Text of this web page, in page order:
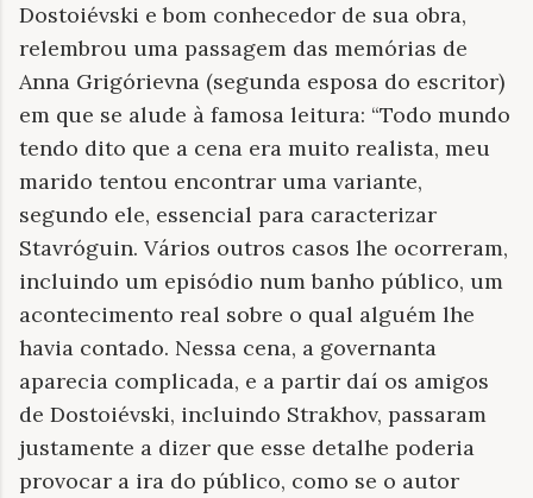
Dostoiévski e bom conhecedor de sua obra,
relembrou uma passagem das memórias de
Anna Grigórievna (segunda esposa do escritor)
em que se alude à famosa leitura: “Todo mundo
tendo dito que a cena era muito realista, meu
marido tentou encontrar uma variante,
segundo ele, essencial para caracterizar
Stavróguin. Vários outros casos lhe ocorreram,
incluindo um episódio num banho público, um
acontecimento real sobre o qual alguém lhe
havia contado. Nessa cena, a governanta
aparecia complicada, e a partir daí os amigos
de Dostoiévski, incluindo Strakhov, passaram
justamente a dizer que esse detalhe poderia
provocar a ira do público, como se o autor